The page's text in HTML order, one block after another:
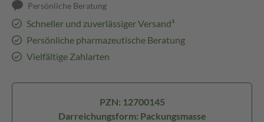
Persönliche Beratung
Schneller und zuverlässiger Versand³
Persönliche pharmazeutische Beratung
Vielfältige Zahlarten
PZN: 12700145
Darreichungsform: Packungsmasse